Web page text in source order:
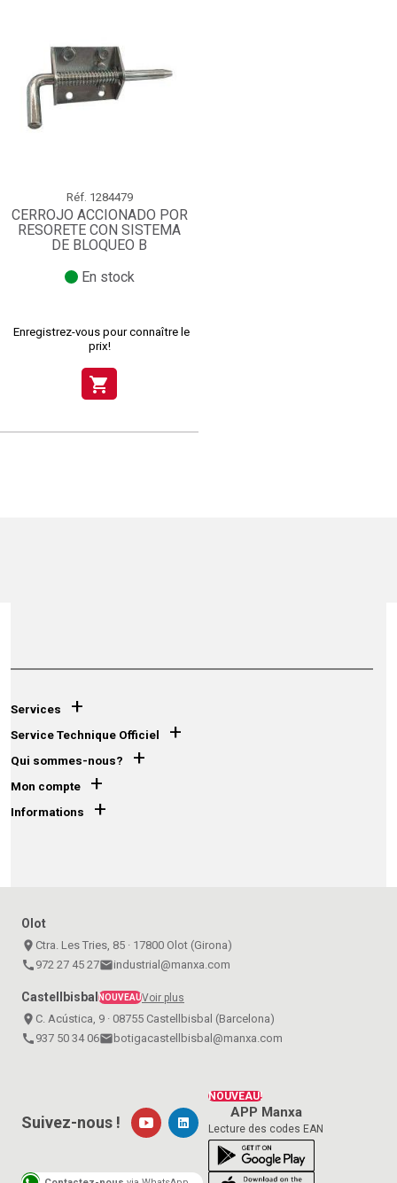
Réf. 1284479
CERROJO ACCIONADO POR
RESORETE CON SISTEMA
DE BLOQUEO B
En stock
Enregistrez-vous pour connaître le
prix!
shopping_cart
Services +
Service Technique Officiel +
Qui sommes-nous? +
Mon compte +
Informations +
Olot
place Ctra. Les Tries, 85 · 17800 Olot (Girona)
call 972 27 45 27emailindustrial@manxa.com
Castellbisbal NOUVEAUVoir plus
place C. Acústica, 9 · 08755 Castellbisbal (Barcelona)
call 937 50 34 06email botigacastellbisbal@manxa.com
NOUVEAU!
APP Manxa
Lecture des codes EAN
Suivez-nous !